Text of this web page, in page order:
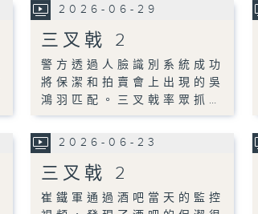
2026-06-29
三叉戟 2
警方透過人臉識別系統成功
將保潔和拍賣會上出現的吳
鴻羽匹配。三叉戟率眾抓…
2026-06-23
三叉戟 2
崔鐵軍通過酒吧當天的監控